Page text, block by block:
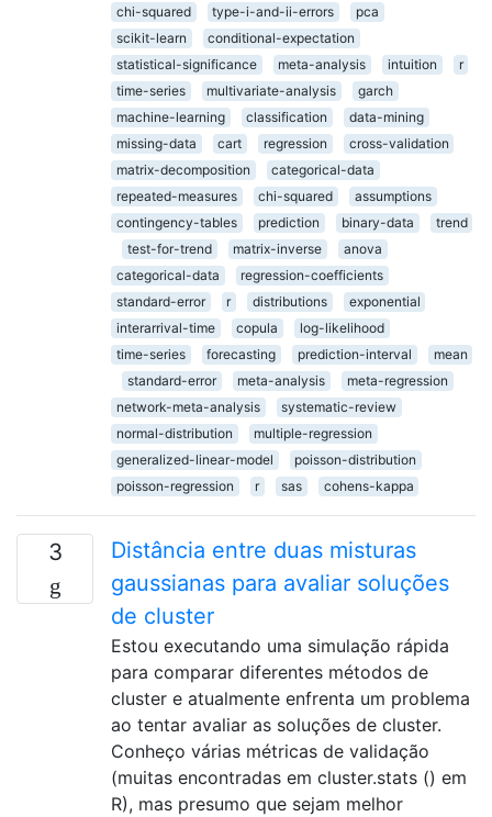
chi-squared
type-i-and-ii-errors
pca
scikit-learn
conditional-expectation
statistical-significance
meta-analysis intuition
r
time-series
multivariate-analysis
garch
machine-learning
classification
data-mining
missing-data
cart regression
cross-validation
matrix-decomposition
categorical-data
repeated-measures
chi-squared
assumptions
contingency-tables
prediction binary-data
trend
test-for-trend
matrix-inverse
anova
categorical-data
regression-coefficients
standard-error
r distributions
exponential
interarrival-time
copula
log-likelihood
time-series
forecasting prediction-interval
mean
standard-error
meta-analysis
meta-regression
network-meta-analysis
systematic-review
normal-distribution
multiple-regression
generalized-linear-model
poisson-distribution
poisson-regression
r sas cohens-kappa
3
Distância entre duas misturas
gaussianas para avaliar soluções
de cluster
Estou executando uma simulação rápida
para comparar diferentes métodos de
cluster e atualmente enfrenta um problema
ao tentar avaliar as soluções de cluster.
Conheço várias métricas de validação
(muitas encontradas em cluster.stats () em
R), mas presumo que sejam melhor